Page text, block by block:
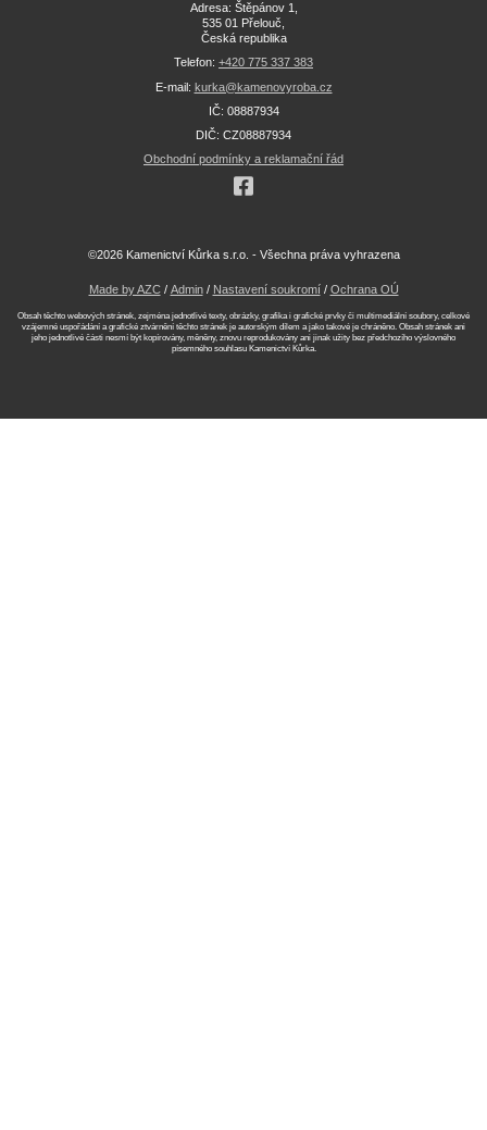
Adresa: Štěpánov 1,
535 01 Přelouč,
Česká republika
Telefon: +420 775 337 383
E-mail: kurka@kamenovyroba.cz
IČ: 08887934
DIČ: CZ08887934
Obchodní podmínky a reklamační řád
©2026 Kamenictví Kůrka s.r.o. - Všechna práva vyhrazena
Made by AZC/ Admin/ Nastavení soukromí/ Ochrana OÚ
Obsah těchto webových stránek, zejména jednotlivé texty, obrázky, grafika i grafické prvky či multimediální soubory, celkové
vzájemné uspořádání a grafické ztvárnění těchto stránek je autorským dílem a jako takové je chráněno. Obsah stránek ani
jeho jednotlivé části nesmí být kopírovány, měněny, znovu reprodukovány ani jinak užity bez předchozího výslovného
písemného souhlasu Kamenictví Kůrka.